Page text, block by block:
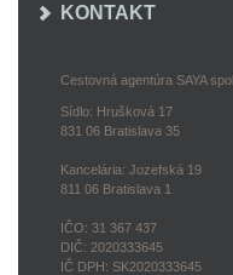
KONTAKT
Cestovná agentúra SAYA
Sídlo: Hrušková 17
831 06 Bratislava 35
Kancelária: Jozefská 19
811 06 Bratislava 1
IČO: 31 367 437
DIČ: 2020333645
IČ DPH: SK2020333645